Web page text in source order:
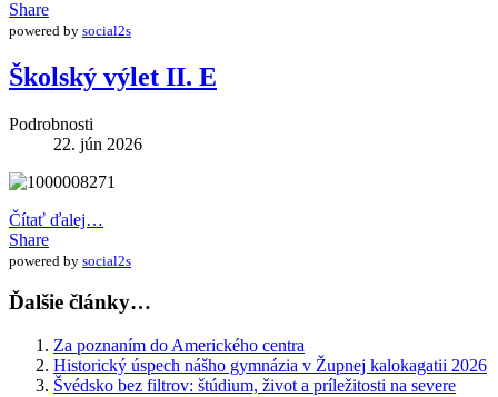
Share
powered by social2s
Školský výlet II. E
Podrobnosti
22. jún 2026
Čítať ďalej…
Share
powered by social2s
Ďalšie články…
Za poznaním do Amerického centra
Historický úspech nášho gymnázia v Župnej kalokagatii 2026
Švédsko bez filtrov: štúdium, život a príležitosti na severe